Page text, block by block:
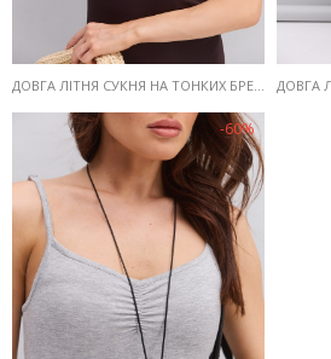
ДОВГА ЛІТНЯ СУКНЯ НА ТОНКИХ БРЕТЕЛЯХ ТЕМНО-ШОКОЛАДНА З ДРАПІРУВАННЯМ НА ГРУДЯХ
-60%